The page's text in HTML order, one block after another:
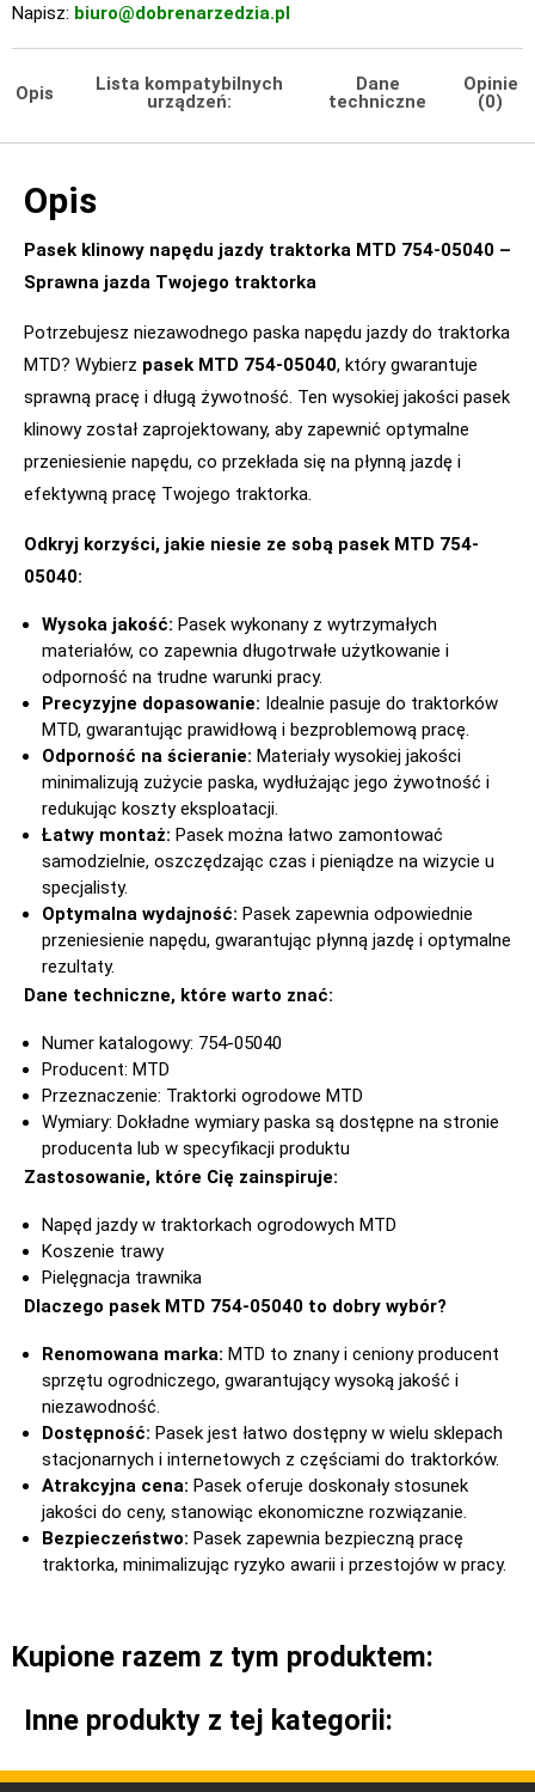
Napisz: biuro@dobrenarzedzia.pl
Opis
Lista kompatybilnych
urządzeń:
Dane
techniczne
Opinie
(0)
Opis
Pasek klinowy napędu jazdy traktorka MTD 754-05040 –
Sprawna jazda Twojego traktorka
Potrzebujesz niezawodnego paska napędu jazdy do traktorka
MTD? Wybierz pasek MTD 754-05040, który gwarantuje
sprawną pracę i długą żywotność. Ten wysokiej jakości pasek
klinowy został zaprojektowany, aby zapewnić optymalne
przeniesienie napędu, co przekłada się na płynną jazdę i
efektywną pracę Twojego traktorka.
Odkryj korzyści, jakie niesie ze sobą pasek MTD 754-
05040:
Wysoka jakość: Pasek wykonany z wytrzymałych
materiałów, co zapewnia długotrwałe użytkowanie i
odporność na trudne warunki pracy.
Precyzyjne dopasowanie: Idealnie pasuje do traktorków
MTD, gwarantując prawidłową i bezproblemową pracę.
Odporność na ścieranie: Materiały wysokiej jakości
minimalizują zużycie paska, wydłużając jego żywotność i
redukując koszty eksploatacji.
Łatwy montaż: Pasek można łatwo zamontować
samodzielnie, oszczędzając czas i pieniądze na wizycie u
specjalisty.
Optymalna wydajność: Pasek zapewnia odpowiednie
przeniesienie napędu, gwarantując płynną jazdę i optymalne
rezultaty.
Dane techniczne, które warto znać:
Numer katalogowy: 754-05040
Producent: MTD
Przeznaczenie: Traktorki ogrodowe MTD
Wymiary: Dokładne wymiary paska są dostępne na stronie
producenta lub w specyfikacji produktu
Zastosowanie, które Cię zainspiruje:
Napęd jazdy w traktorkach ogrodowych MTD
Koszenie trawy
Pielęgnacja trawnika
Dlaczego pasek MTD 754-05040 to dobry wybór?
Renomowana marka: MTD to znany i ceniony producent
sprzętu ogrodniczego, gwarantujący wysoką jakość i
niezawodność.
Dostępność: Pasek jest łatwo dostępny w wielu sklepach
stacjonarnych i internetowych z częściami do traktorków.
Atrakcyjna cena: Pasek oferuje doskonały stosunek
jakości do ceny, stanowiąc ekonomiczne rozwiązanie.
Bezpieczeństwo: Pasek zapewnia bezpieczną pracę
traktorka, minimalizując ryzyko awarii i przestojów w pracy.
Kupione razem z tym produktem:
Inne produkty z tej kategorii: